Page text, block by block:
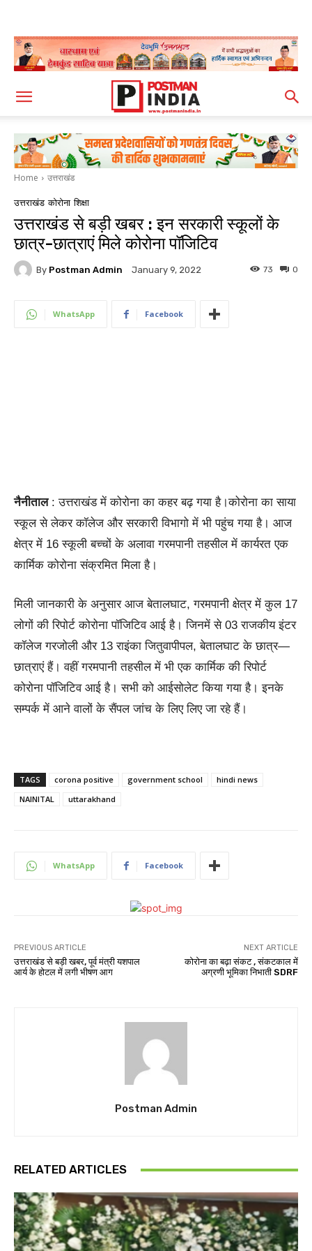
Home उत्तराखंड
उत्तराखंड कोरोना शिक्षा
उत्तराखंड से बड़ी खबर : इन सरकारी स्कूलों के
छात्र-छात्राएं मिले कोरोना पॉजिटिव
By Postman Admin January 9, 2022 0
73
WhatsApp Facebook
नैनीताल: उत्तराखंड में कोरोना का कहर बढ़ गया है।कोरोना का साया
स्कूल से लेकर कॉलेज और सरकारी विभागो में भी पहुंच गया है। आज
क्षेत्र में 16 स्कूली बच्चों के अलावा गरमपानी तहसील में कार्यरत एक
कार्मिक कोरोना संक्रमित मिला है।
मिली जानकारी के अनुसार आज बेतालघाट, गरमपानी क्षेत्र में कुल 17
लोगों की रिपोर्ट कोरोना पॉजिटिव आई है। जिनमें से 03 राजकीय इंटर
कॉलेज गरजोली और 13 राइंका जितुवापीपल, बेतालघाट के छात्र—
छात्राएं हैं। वहीं गरमपानी तहसील में भी एक कार्मिक की रिपोर्ट
कोरोना पॉजिटिव आई है। सभी को आईसोलेट किया गया है। इनके
सम्पर्क में आने वालों के सैंपल जांच के लिए लिए जा रहे हैं।
TAGS corona positive government school
hindi news
NAINITAL
uttarakhand
WhatsApp Facebook
PREVIOUS ARTICLE
उत्तराखंड से बड़ी खबर, पूर्व मंत्री यशपाल
आर्य के होटल में लगी भीषण आग
NEXT ARTICLE
कोरोना का बढ़ा संकट , संकटकाल में
अग्रणी भूमिका निभाती SDRF
Postman Admin
RELATED ARTICLES